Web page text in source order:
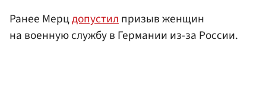
Ранее Мерцдопустилпризыв женщин
на военную службу в Германии из-за России.